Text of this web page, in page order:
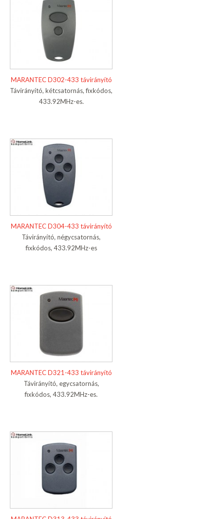
MARANTEC D302-433 távirányító
Távirányító, kétcsatornás, fixkódos,
433.92MHz-es.
MARANTEC D304-433 távirányító
Távirányító, négycsatornás,
fixkódos, 433.92MHz-es
MARANTEC D321-433 távirányító
Távirányító, egycsatornás,
fixkódos, 433.92MHz-es.